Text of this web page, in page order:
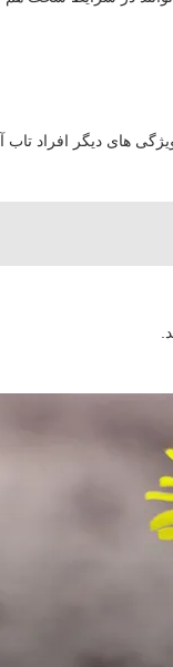
های دیگر افراد تاب